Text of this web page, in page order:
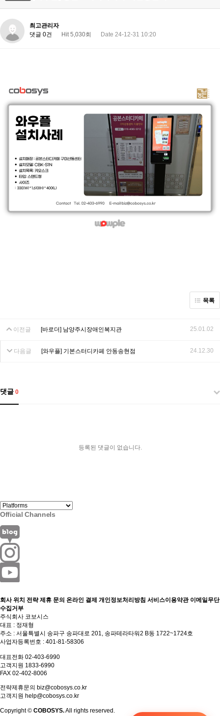
최고관리자
댓글 0건
Hit 5,030회 Date 24-12-31 10:20
목록
이전글 [바로더] 남양주시장애인복지관 25.01.02
다음글 [와우플] 기본스터디카페 안동송현점 24.12.30
댓글 0
등록된 댓글이 없습니다.
Official Channels
회사 위치 전략 제휴 문의 온라인 결제 개인정보처리방침 서비스이용약관 이메일무단
수집거부
주식회사 코보시스
대표 : 정재형
주소 : 서울특별시 송파구 송파대로 201, 송파테라타워2 B동 1722~1724호
사업자등록번호 : 401-81-58306
대표전화 02-403-6990
고객지원 1833-6990
FAX 02-402-8006
전략제휴문의 biz@cobosys.co.kr
고객지원 help@cobosys.co.kr
Copyright © COBOSYS.All rights reserved.